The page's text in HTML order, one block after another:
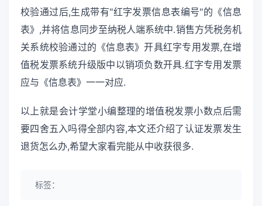
校验通过后,生成带有"红字发票信息表编号"的《信息
表》,并将信息同步至纳税人端系统中.销售方凭税务机
关系统校验通过的《信息表》开具红字专用发票,在增
值税发票系统升级版中以销项负数开具.红字专用发票
应与《信息表》一一对应.
以上就是会计学堂小编整理的增值税发票小数点后需
要四舍五入吗得全部内容,本文还介绍了认证发票发生
退货怎么办,希望大家看完能从中收获很多.
标签：